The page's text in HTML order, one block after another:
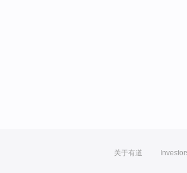
关于有道